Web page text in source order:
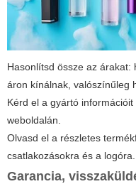
Hasonlítsd össze az
áron kínálnak, valószínűleg
Kérd el a gyártó
weboldalán.
Olvasd el a részletes
csatlakozásokra és a logóra.
Garancia,